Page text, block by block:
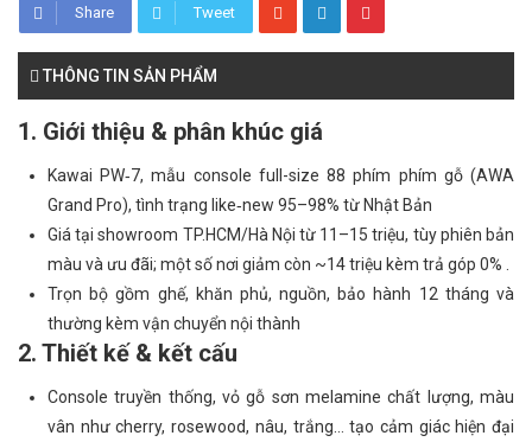
Share Tweet
THÔNG TIN SẢN PHẨM
1. Giới thiệu & phân khúc giá
Kawai PW‑7, mẫu console full-size 88 phím phím gỗ (AWA
Grand Pro), tình trạng like‑new 95–98% từ Nhật Bản
Giá tại showroom TP.HCM/Hà Nội từ 11–15 triệu, tùy phiên bản
màu và ưu đãi; một số nơi giảm còn ~14 triệu kèm trả góp 0% .
Trọn bộ gồm ghế, khăn phủ, nguồn, bảo hành 12 tháng và
thường kèm vận chuyển nội thành
2. Thiết kế & kết cấu
Console truyền thống, vỏ gỗ sơn melamine chất lượng, màu
vân như cherry, rosewood, nâu, trắng… tạo cảm giác hiện đại